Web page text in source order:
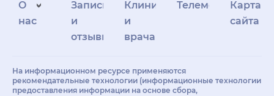
О
нас
Запись
и
отзывы
Клиникам
и
врачам
Телемедицина
Карта
сайта
На информационном ресурсе применяются
рекомендательные технологии (информационные технологии
предоставления информации на основе сбора,